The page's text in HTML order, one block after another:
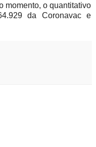
momento, o quantitativo
da Coronavac e